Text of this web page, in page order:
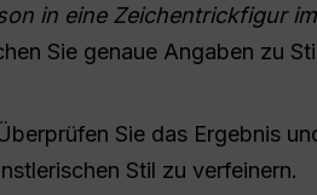
in eine Zeichentrickfigur
Sie genaue Angaben zu
Sie das Ergebnis
Stil zu verfeinern.